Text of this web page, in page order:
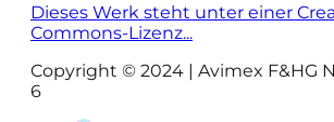
Dieses Werk steht unter einer
Commons-Lizenz...
Copyright © 2024 | Avimex F&HG
6